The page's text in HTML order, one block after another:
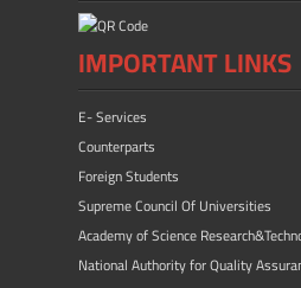
IMPORTANT LINKS
E- Services
Counterparts
Foreign Students
Supreme Council Of Universities
Academy of Science
National Authority for Quality